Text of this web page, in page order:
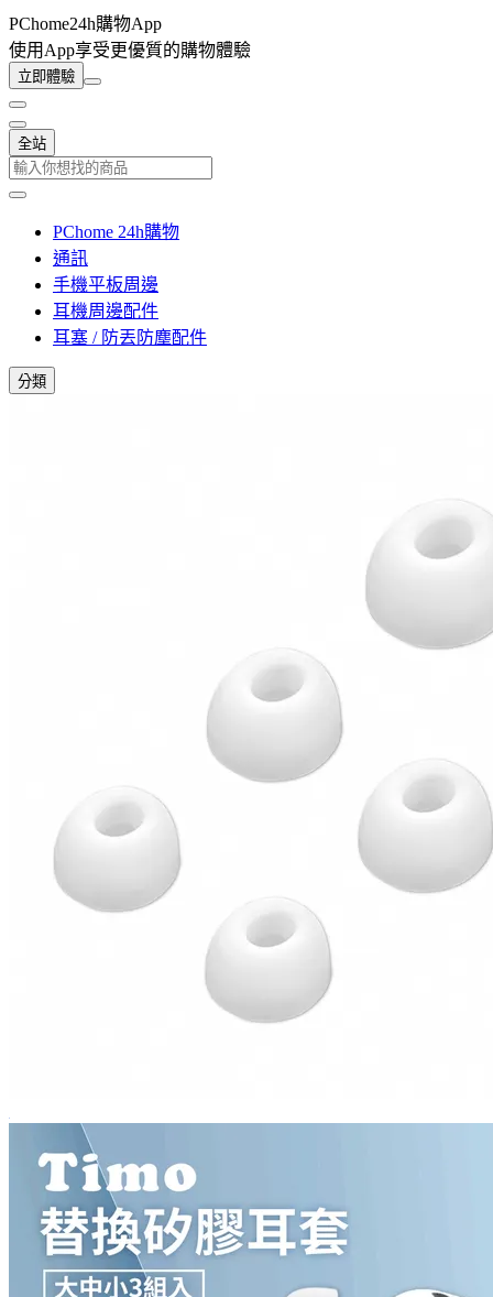
PChome24h購物App
使用App享受更優質的購物體驗
立即體驗
全站
PChome 24h購物
通訊
手機平板周邊
耳機周邊配件
耳塞 / 防丟防塵配件
分類